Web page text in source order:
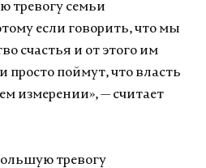
семьи
если говорить, что мы
счастья и от этого им
просто поймут, что власть
измерении», — считает
тревогу